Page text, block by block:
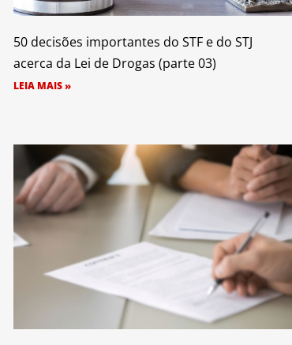
50 decisões importantes do STF e do STJ
acerca da Lei de Drogas (parte 03)
LEIA MAIS »